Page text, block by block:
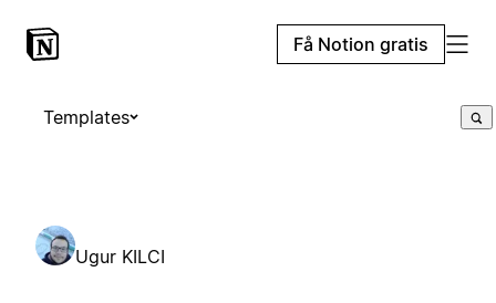
Få Notion gratis
Templates
Ugur KILCI